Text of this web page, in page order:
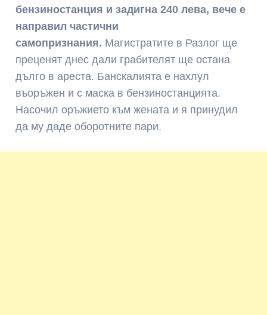
бензиностанция и задигна 240 лева, вече е
направил частични
самопризнания. Магистратите в Разлог ще
преценят днес дали грабителят ще остана
дълго в ареста. Банскалията е нахлул
въоръжен и с маска в бензиностанцията.
Насочил оръжието към жената и я принудил
да му даде оборотните пари.